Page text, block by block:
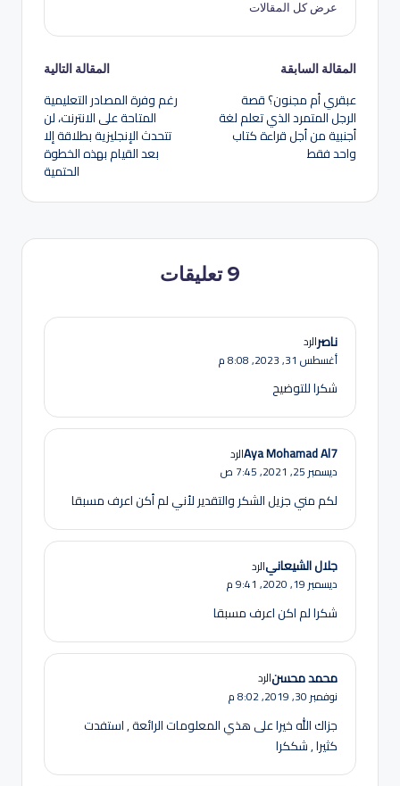
عرض كل المقالات
تصفّح
المقالات
المقالة السابقة
عبقري أم مجنون؟ قصة
الرجل المتمرد الذي تعلم لغة
أجنبية من أجل قراءة كتاب
واحد فقط
المقالة التالية
رغم وفرة المصادر التعليمية
المتاحة على الانترنت، لن
تتحدث الإنجليزية بطلاقة إلا
بعد القيام بهذه الخطوة
الحتمية
9 تعليقات
ناصرالرد
أغسطس 31, 2023,
8:08 م
شكرا للتوضيح
Aya Mohamad Al7الرد
ديسمبر 25, 2021,
7:45 ص
لكم مني جزيل الشكر والتقدير لأني لم أكن اعرف مسبقا
جلال الشيعانيالرد
ديسمبر 19, 2020,
9:41 م
شكرا لم اكن اعرف مسبقا
محمد محسنالرد
نوفمبر 30, 2019,
8:02 م
جزاك الله خيرا على هذي المعلومات الرائعة , استفدت
كثيرا , شككرا